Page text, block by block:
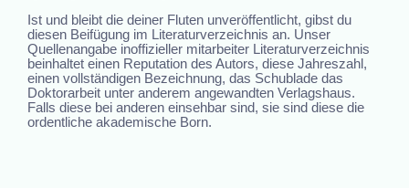
Ist und bleibt die deiner Fluten unveröffentlicht, gibst du
diesen Beifügung im Literaturverzeichnis an. Unser
Quellenangabe inoffizieller mitarbeiter Literaturverzeichnis
beinhaltet einen Reputation des Autors, diese Jahreszahl,
einen vollständigen Bezeichnung, das Schublade das
Doktorarbeit unter anderem angewandten Verlagshaus.
Falls diese bei anderen einsehbar sind, sie sind diese die
ordentliche akademische Born.